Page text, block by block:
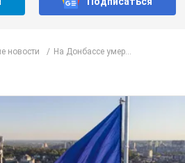
новости На Донбассе умер...